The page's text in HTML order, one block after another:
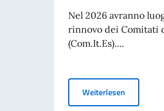
Nel 2026 avranno
rinnovo dei Comitati
(Com.It.Es)....
Weiterlesen